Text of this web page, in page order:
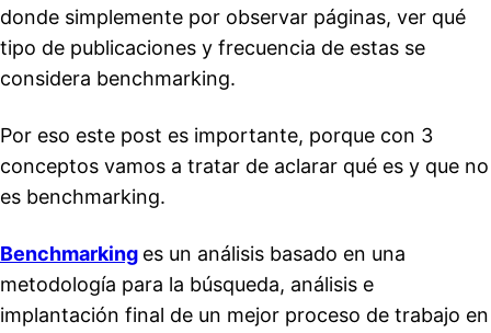
donde simplemente por observar páginas, ver qué
tipo de publicaciones y frecuencia de estas se
considera benchmarking.
Por eso este post es importante, porque con 3
conceptos vamos a tratar de aclarar qué es y que no
es benchmarking.
Benchmarking es un análisis basado en una
metodología para la búsqueda, análisis e
implantación final de un mejor proceso de trabajo en